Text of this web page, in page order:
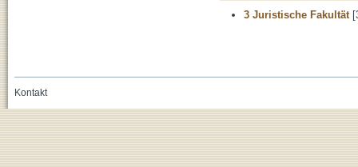
3 Juristische Fakultät
Kontakt